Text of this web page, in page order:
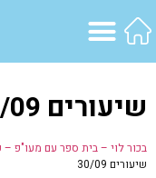
שיעורים 30/09
בכור לוי – בית ספר עם מעו"פ –
שיעורים 30/09